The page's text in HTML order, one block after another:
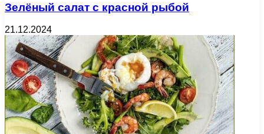
Зелёный салат с красной рыбой
21.12.2024